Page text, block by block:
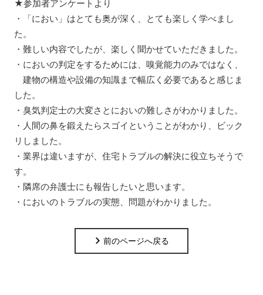
★参加者アンケートより
・「におい」はとても奥が深く、とても楽しく学べまし
た。
・難しい内容でしたが、楽しく聞かせていただきました。
・においの判定をするためには、嗅覚能力のみではなく、
建物の構造や設備の知識まで幅広く必要であると感じま
した。
・臭気判定士の大変さとにおいの難しさがわかりました。
・人間の鼻を鍛えたらスゴイということがわかり、ビック
リしました。
・業界は違いますが、住宅トラブルの解決に役立ちそうで
す。
・隣席の弁護士にも報告したいと思います。
・においのトラブルの実態、問題がわかりました。
前のページへ戻る